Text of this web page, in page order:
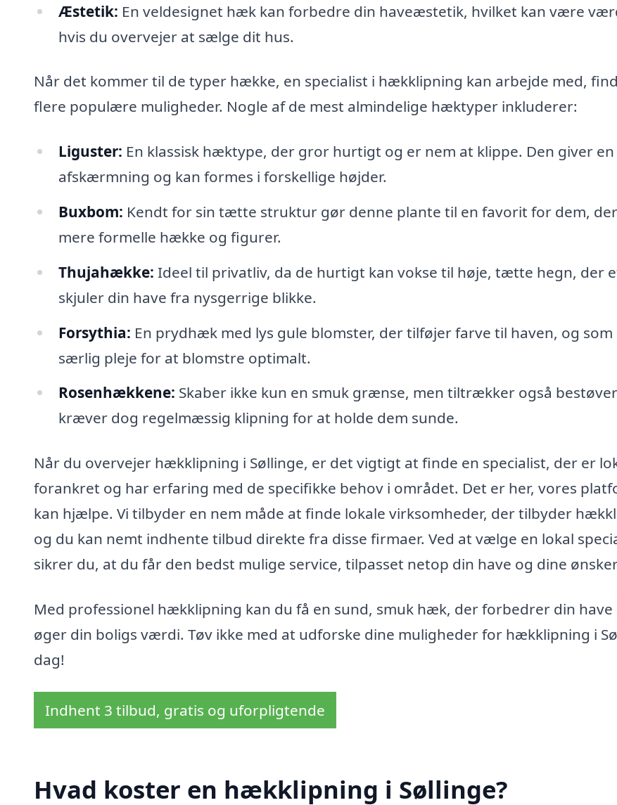
Æstetik: En veldesignet hæk kan forbedre din haveæstetik, hvilket kan være
hvis du overvejer at sælge dit hus.
Når det kommer til de typer hække, en specialist i hækklipning kan arbejde med,
flere populære muligheder. Nogle af de mest almindelige hæktyper inkluderer:
Liguster: En klassisk hæktype, der gror hurtigt og er nem at klippe. Den giver
afskærmning og kan formes i forskellige højder.
Buxbom: Kendt for sin tætte struktur gør denne plante til en favorit for dem,
mere formelle hække og figurer.
Thujahække: Ideel til privatliv, da de hurtigt kan vokse til høje, tætte hegn, der
skjuler din have fra nysgerrige blikke.
Forsythia: En prydhæk med lys gule blomster, der tilføjer farve til haven, og
særlig pleje for at blomstre optimalt.
Rosenhækkene: Skaber ikke kun en smuk grænse, men tiltrækker også
kræver dog regelmæssig klipning for at holde dem sunde.
Når du overvejer hækklipning i Søllinge, er det vigtigt at finde en specialist, der er
forankret og har erfaring med de specifikke behov i området. Det er her, vores
kan hjælpe. Vi tilbyder en nem måde at finde lokale virksomheder, der tilbyder
og du kan nemt indhente tilbud direkte fra disse firmaer. Ved at vælge en lokal
sikrer du, at du får den bedst mulige service, tilpasset netop din have og dine
Med professionel hækklipning kan du få en sund, smuk hæk, der forbedrer din have
øger din boligs værdi. Tøv ikke med at udforske dine muligheder for hækklipning i
dag!
Indhent 3 tilbud, gratis og uforpligtende
Hvad koster en hækklipning i Søllinge?